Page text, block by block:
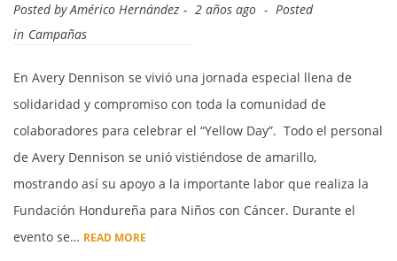
Posted byAmérico Hernández 2 años ago
Posted
in Campañas
En Avery Dennison se vivió una jornada especial llena de
solidaridad y compromiso con toda la comunidad de
colaboradores para celebrar el “Yellow Day”. Todo el personal
de Avery Dennison se unió vistiéndose de amarillo,
mostrando así su apoyo a la importante labor que realiza la
Fundación Hondureña para Niños con Cáncer. Durante el
evento se… READ MORE